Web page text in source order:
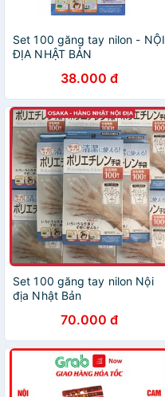
Set 100 găng tay nilon - NỘI
ĐỊA NHẬT BẢN
38.000 đ
Set 100 găng tay nilon Nội
địa Nhật Bản
70.000 đ